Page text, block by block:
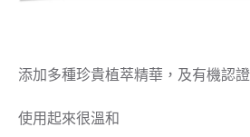
添加多種珍貴植萃精華，及有機認
使用起來很溫和